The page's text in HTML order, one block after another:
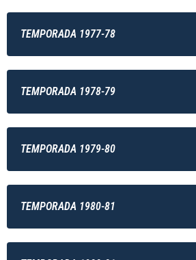
TEMPORADA 1977-78
TEMPORADA 1978-79
TEMPORADA 1979-80
TEMPORADA 1980-81